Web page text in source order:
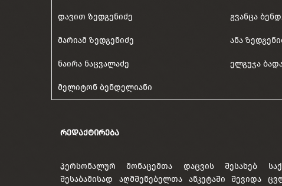
დავით ზედგენიძე გვანცა
მარიამ ზედგენიძე ანა
ნაირა ნაცვალაძე ელგუჯა
მელიტონ ბენდელიანი
ᲠᲔᲓᲐᲥᲢᲘᲠᲔᲑᲐ
პერსონალურ მონაცემთა დაცვის შესახებ
შესაბამისად აღმშენებელთა ანკეტაში შევიდა